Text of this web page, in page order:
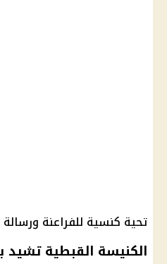
تحية كنسية للفراعنة ورسالة
الكنيسة القبطية تشيد